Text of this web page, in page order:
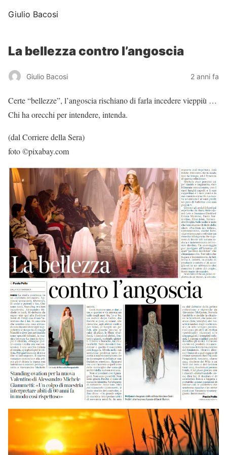
Giulio Bacosi
La bellezza contro l’angoscia
Giulio Bacosi 2 anni fa
Certe “bellezze”, l’angoscia rischiano di farla incedere vieppiù …
Chi ha orecchi per intendere, intenda.
(dal Corriere della Sera)
foto ©pixabay.com